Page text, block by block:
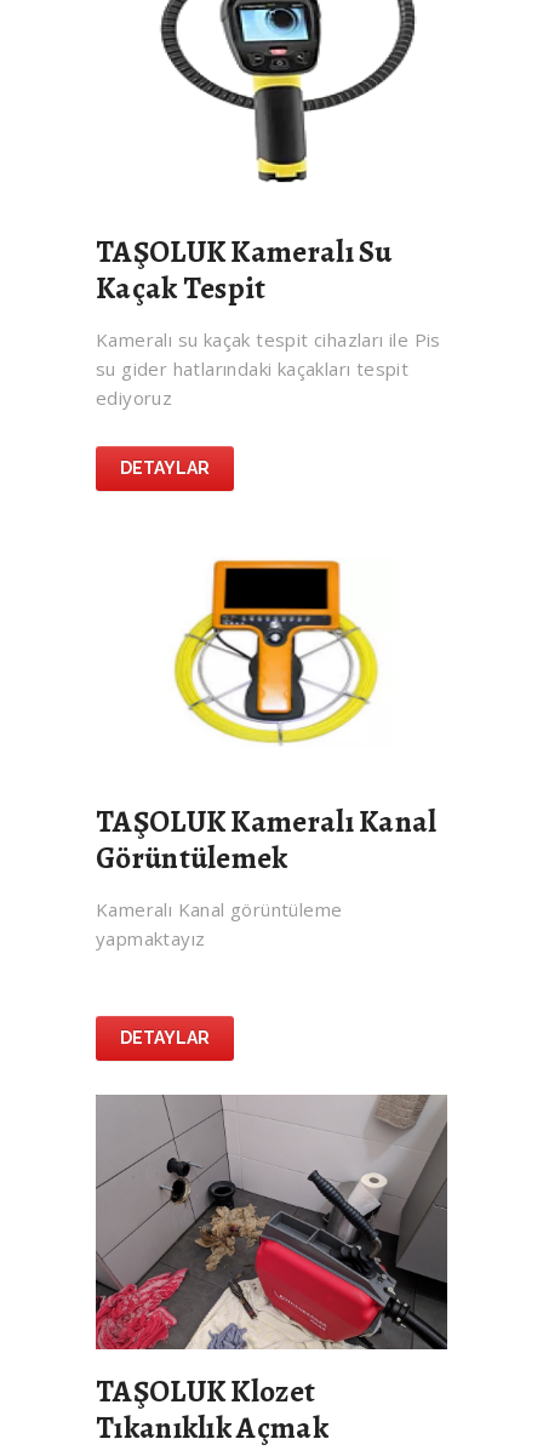
TAŞOLUK Kameralı Su
Kaçak Tespit
Kameralı su kaçak tespit cihazları ile Pis
su gider hatlarındaki kaçakları tespit
ediyoruz
DETAYLAR
TAŞOLUK Kameralı Kanal
Görüntülemek
Kameralı Kanal görüntüleme
yapmaktayız
DETAYLAR
TAŞOLUK Klozet
Tıkanıklık Açmak